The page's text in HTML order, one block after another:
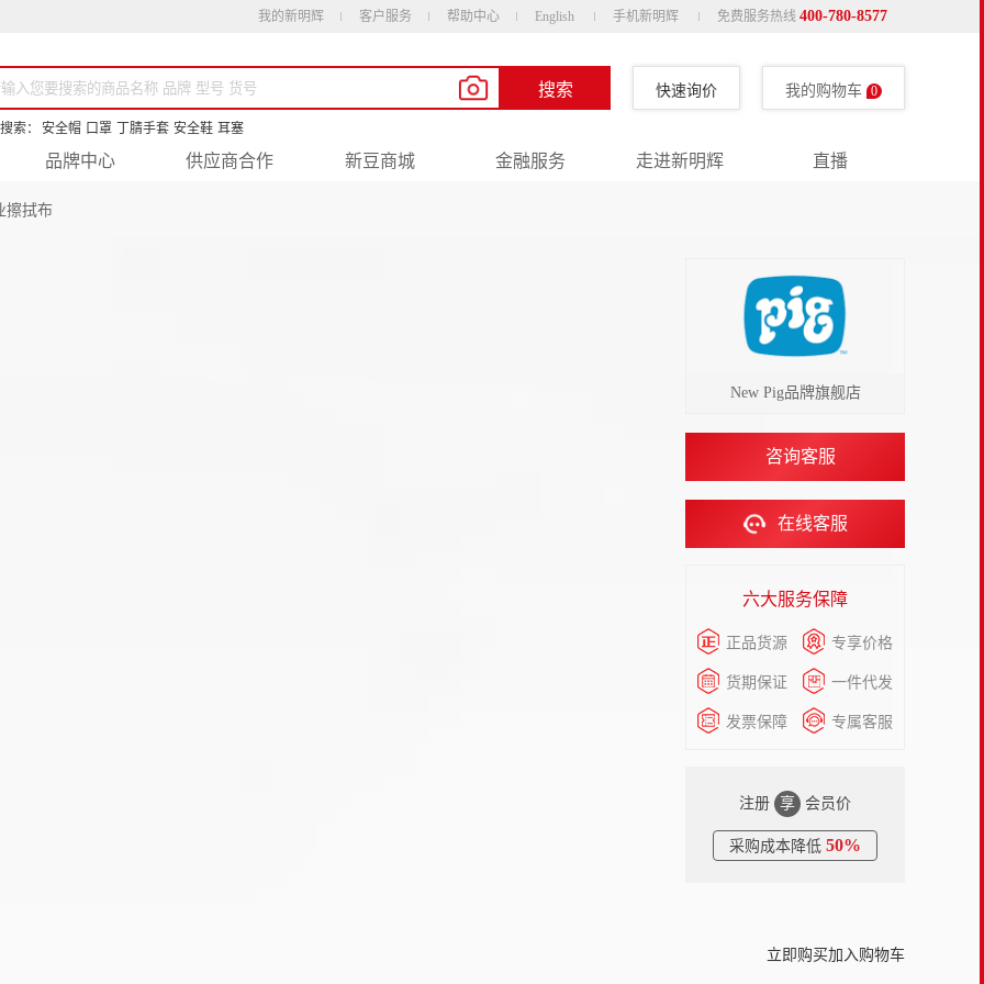
我的新明辉 客户服务 帮助中心 English 手机新明辉 免费服务热线 400-780-8577
搜索
索： 安全帽 口罩 丁腈手套 安全鞋 耳塞
快速询价 我的购物车 0
品牌中心 供应商合作 新豆商城 金融服务 走进新明辉 直播
擦拭布
New Pig品牌旗舰店
咨询客服
在线客服
六大服务保障
正品货源 专享价格
货期保证 一件代发
发票保障 专属客服
注册 享 会员价
采购成本降低 50%
立即购买加入购物车